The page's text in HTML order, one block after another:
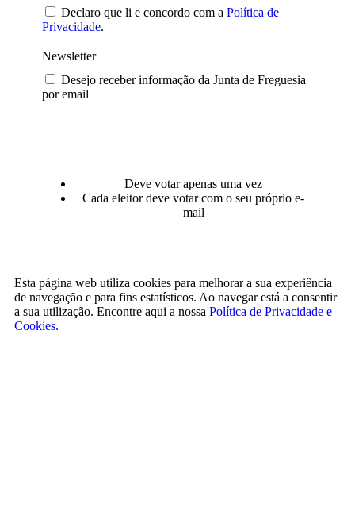
Declaro que li e concordo com a Política de
Privacidade.
Newsletter
Desejo receber informação da Junta de Freguesia
por email
Deve votar apenas uma vez
Cada eleitor deve votar com o seu próprio e-
mail
Esta página web utiliza cookies para melhorar a sua experiência
de navegação e para fins estatísticos. Ao navegar está a consentir
a sua utilização. Encontre aqui a nossa Política de Privacidade e
Cookies.